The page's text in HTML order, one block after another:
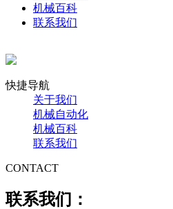
机械百科
联系我们
快捷导航
关于我们
机械自动化
机械百科
联系我们
CONTACT
联系我们：